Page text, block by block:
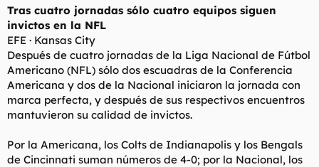
Tras cuatro jornadas sólo cuatro equipos siguen
invictos en la NFL
EFE · Kansas City
Después de cuatro jornadas de la Liga Nacional de Fútbol
Americano (NFL) sólo dos escuadras de la Conferencia
Americana y dos de la Nacional iniciaron la jornada con
marca perfecta, y después de sus respectivos encuentros
mantuvieron su calidad de invictos.
Por la Americana, los Colts de Indianapolis y los Bengals
de Cincinnati suman números de 4-0; por la Nacional, los